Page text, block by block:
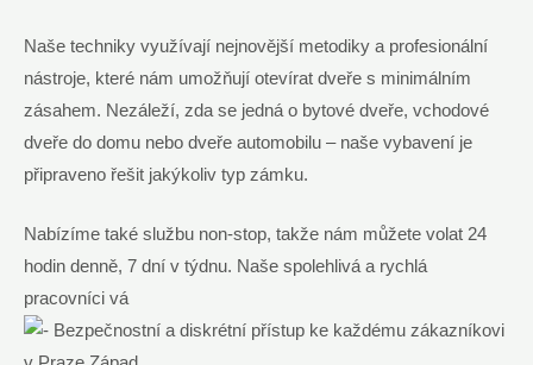
Naše techniky využívají nejnovější metodiky a‌ profesionální
‌nástroje, které nám‌ umožňují ‌otevírat⁣ dveře s minimálním⁣
zásahem. ⁣Nezáleží, zda se jedná o bytové‍ dveře, vchodové
dveře do​ domu nebo dveře automobilu – naše vybavení je
připraveno řešit ⁢jakýkoliv typ zámku.
Nabízíme ⁤také ⁢službu non-stop, ​takže nám můžete volat ‌24
⁤hodin denně, 7 dní v týdnu. Naše spolehlivá⁤ a rychlá
‍pracovníci⁤ vá